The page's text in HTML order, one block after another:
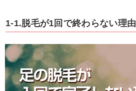
1-1.脱毛が1回で終わらない理由